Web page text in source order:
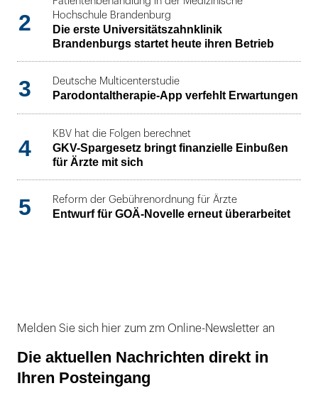
2
Hochschule Brandenburg
Die erste Universitätszahnklinik
Brandenburgs startet heute ihren Betrieb
3 Deutsche Multicenterstudie
Parodontaltherapie-App verfehlt Erwartungen
4
KBV hat die Folgen berechnet
GKV-Spargesetz bringt finanzielle Einbußen
für Ärzte mit sich
5 Reform der Gebührenordnung für Ärzte
Entwurf für GOÄ-Novelle erneut überarbeitet
Melden Sie sich hier zum zm Online-Newsletter an
Die aktuellen Nachrichten direkt in
Ihren Posteingang